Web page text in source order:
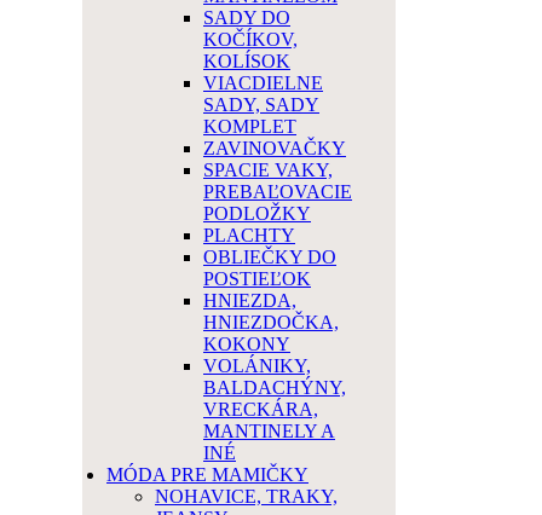
SADY DO
KOČÍKOV,
KOLÍSOK
VIACDIELNE
SADY, SADY
KOMPLET
ZAVINOVAČKY
SPACIE VAKY,
PREBAĽOVACIE
PODLOŽKY
PLACHTY
OBLIEČKY DO
POSTIEĽOK
HNIEZDA,
HNIEZDOČKA,
KOKONY
VOLÁNIKY,
BALDACHÝNY,
VRECKÁRA,
MANTINELY A
INÉ
MÓDA PRE MAMIČKY
NOHAVICE, TRAKY,